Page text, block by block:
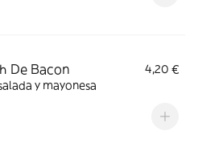
De Bacon
4,20 €
y mayonesa